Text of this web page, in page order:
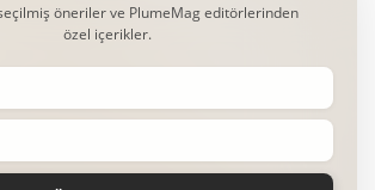
öneriler ve PlumeMag editörlerinden
özel içerikler.